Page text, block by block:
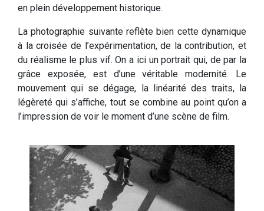
en plein développement historique.
La photographie suivante reflète bien cette dynamique
à la croisée de l’expérimentation, de la contribution, et
du réalisme le plus vif. On a ici un portrait qui, de par la
grâce exposée, est d’une véritable modernité. Le
mouvement qui se dégage, la linéarité des traits, la
légèreté qui s’affiche, tout se combine au point qu’on a
l’impression de voir le moment d’une scène de film.